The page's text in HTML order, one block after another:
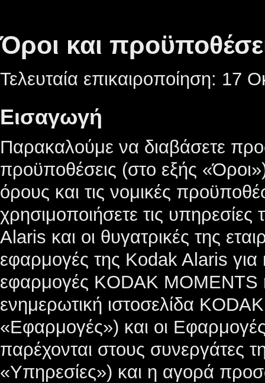
Όροι και
Τελευταία επικαιροποίηση:
Εισαγωγή
Παρακαλούμε να διαβάσετε
προϋποθέσεις (στο εξής
όρους και τις νομικές
χρησιμοποιήσετε τις
Alaris και οι θυγατρικές της
εφαρμογές της Kodak Alaris για
εφαρμογές KODAK MOMENTS
ενημερωτική ιστοσελίδα
«Εφαρμογές») και οι
παρέχονται στους συνεργάτες
«Υπηρεσίες») και η αγορά